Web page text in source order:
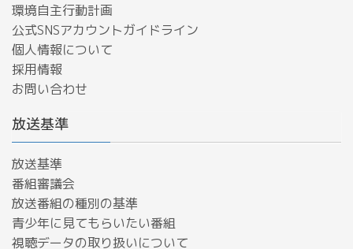
環境自主行動計画
公式SNSアカウントガイドライン
個人情報について
採用情報
お問い合わせ
放送基準
放送基準
番組審議会
放送番組の種別の基準
青少年に見てもらいたい番組
​視聴データの取り扱いについて